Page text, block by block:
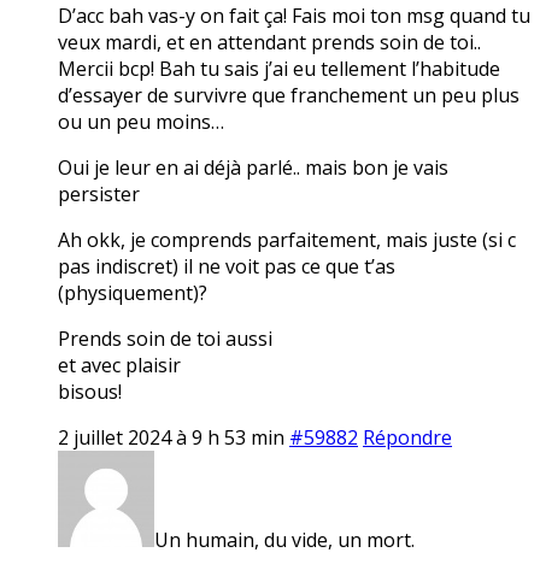
D’acc bah vas-y on fait ça! Fais moi ton msg quand tu
veux mardi, et en attendant prends soin de toi..
Mercii bcp! Bah tu sais j’ai eu tellement l’habitude
d’essayer de survivre que franchement un peu plus
ou un peu moins…
Oui je leur en ai déjà parlé.. mais bon je vais
persister
Ah okk, je comprends parfaitement, mais juste (si c
pas indiscret) il ne voit pas ce que t’as
(physiquement)?
Prends soin de toi aussi
et avec plaisir
bisous!
2 juillet 2024 à 9 h 53 min #59882 Répondre
Un humain, du vide, un mort.